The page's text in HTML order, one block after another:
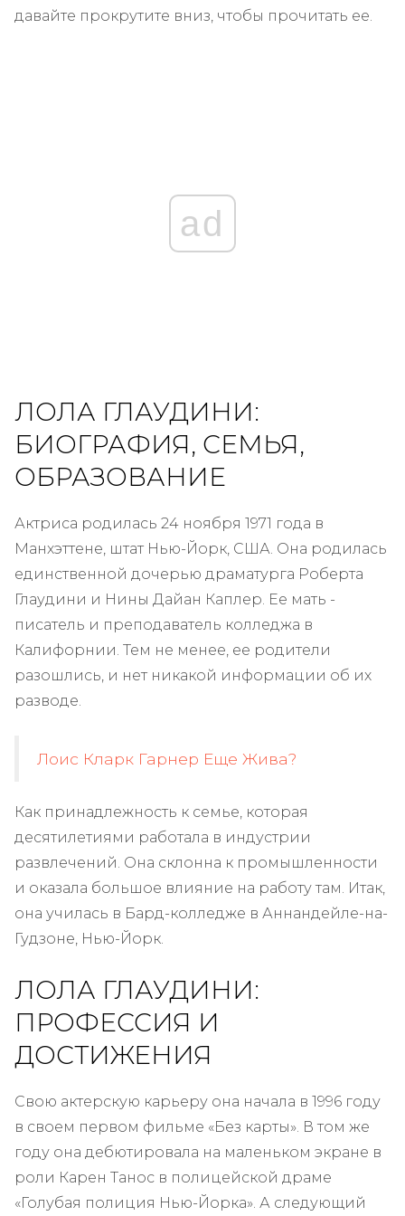
давайте прокрутите вниз, чтобы прочитать ее.
ad
ЛОЛА ГЛАУДИНИ:
БИОГРАФИЯ, СЕМЬЯ,
ОБРАЗОВАНИЕ
Актриса родилась 24 ноября 1971 года в
Манхэттене, штат Нью-Йорк, США. Она родилась
единственной дочерью драматурга Роберта
Глаудини и Нины Дайан Каплер. Ее мать -
писатель и преподаватель колледжа в
Калифорнии. Тем не менее, ее родители
разошлись, и нет никакой информации об их
разводе.
Лоис Кларк Гарнер Еще Жива?
Как принадлежность к семье, которая
десятилетиями работала в индустрии
развлечений. Она склонна к промышленности
и оказала большое влияние на работу там. Итак,
она училась в Бард-колледже в Аннандейле-на-
Гудзоне, Нью-Йорк.
ЛОЛА ГЛАУДИНИ:
ПРОФЕССИЯ И
ДОСТИЖЕНИЯ
Свою актерскую карьеру она начала в 1996 году
в своем первом фильме «Без карты». В том же
году она дебютировала на маленьком экране в
роли Карен Танос в полицейской драме
«Голубая полиция Нью-Йорка». А следующий